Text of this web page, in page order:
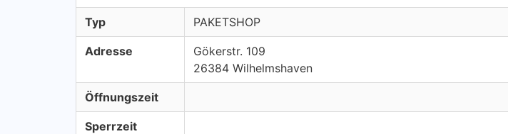
Typ PAKETSHOP
Adresse
Gökerstr. 109
26384 Wilhelmshaven
Öffnungszeit
Sperrzeit